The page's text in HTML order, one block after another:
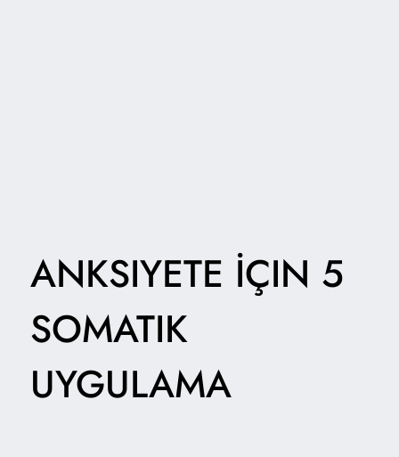
ANKSIYETE İÇIN 5
SOMATIK
UYGULAMA